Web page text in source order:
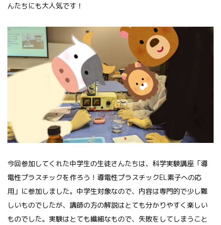
んたちにも大人気です！
今回参加してくれた中学生の生徒さんたちは、科学実験講座「導
電性プラスチックを作ろう！導電性プラスチックEL素子への応
用」に参加しました。中学生対象なので、内容は専門的で少し難
しいものでしたが、講師の方の解説はとても分かりやすく楽しい
ものでした。実験はとても繊細なもので、失敗をしてしまうこと